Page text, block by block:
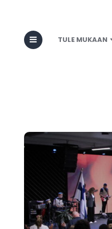
TULE MUKAAN